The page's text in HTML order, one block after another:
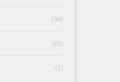
(34)
(25)
(1)